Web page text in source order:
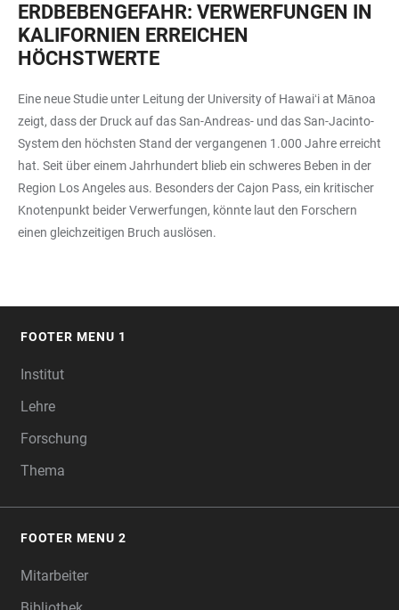
ERDBEBENGEFAHR: VERWERFUNGEN IN
KALIFORNIEN ERREICHEN
HÖCHSTWERTE
Eine neue Studie unter Leitung der University of Hawaiʻi at Mānoa
zeigt, dass der Druck auf das San-Andreas- und das San-Jacinto-
System den höchsten Stand der vergangenen 1.000 Jahre erreicht
hat. Seit über einem Jahrhundert blieb ein schweres Beben in der
Region Los Angeles aus. Besonders der Cajon Pass, ein kritischer
Knotenpunkt beider Verwerfungen, könnte laut den Forschern
einen gleichzeitigen Bruch auslösen.
FOOTER MENU 1
Institut
Lehre
Forschung
Thema
FOOTER MENU 2
Mitarbeiter